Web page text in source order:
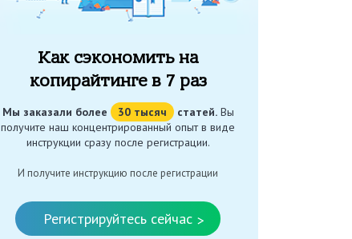
Как сэкономить на
копирайтинге в 7 раз
Мы заказали более 30 тысяч статей.Вы
получите наш концентрированный опыт в виде
инструкции сразу после регистрации.
И получите инструкцию после регистрации
Регистрируйтесь сейчас >